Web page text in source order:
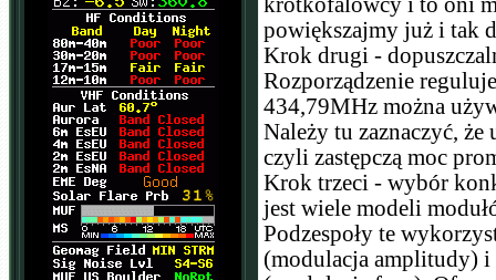
powiększajmy już i tak
Krok drugi -
Rozporządzenie
434,79MHz można
Należy tu zaznaczyć,
czyli zastępczą moc
Krok trzeci - wybór
jest wiele modeli
Podzespoły te
(modulacja amplitudy) i